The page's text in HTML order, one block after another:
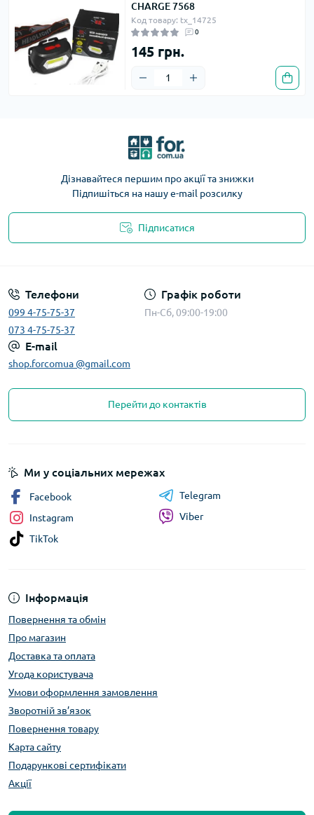
CHARGE 7568
Код товару: tx_14725
0
145 грн.
Дізнавайтеся першим про акції та знижки
Підпишіться на нашу e-mail розсилку
Підписатися
Телефони
099 4-75-75-37
073 4-75-75-37
Графік роботи
Пн-Сб, 09:00-19:00
E-mail
shop.forcomua @gmail.com
Перейти до контактів
Інформація
Повернення та обмін
Про магазин
Доставка та оплата
Угода користувача
Умови оформлення замовлення
Зворотній зв’язок
Повернення товару
Карта сайту
Подарункові сертифікати
Акції
Ми у соціальних мережах
Facebook
Instagram
TikTok
Telegram
Viber